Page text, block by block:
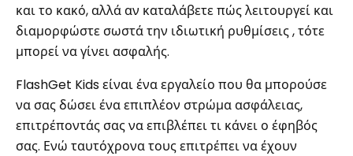
και το κακό, αλλά αν καταλάβετε πώς λειτουργεί και
διαμορφώστε σωστά την ιδιωτική ρυθμίσεις , τότε
μπορεί να γίνει ασφαλής.
FlashGet Kids είναι ένα εργαλείο που θα μπορούσε
να σας δώσει ένα επιπλέον στρώμα ασφάλειας,
επιτρέποντάς σας να επιβλέπει τι κάνει ο έφηβός
σας. Ενώ ταυτόχρονα τους επιτρέπει να έχουν